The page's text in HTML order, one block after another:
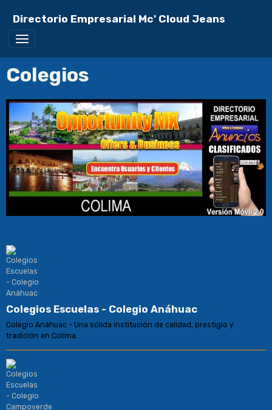
Directorio Empresarial Mc' Cloud Jeans
Colegios
Colegios Escuelas - Colegio Anáhuac
Colegio Anáhuac - Una sólida institución de calidad, prestigio y
tradición en Colima.